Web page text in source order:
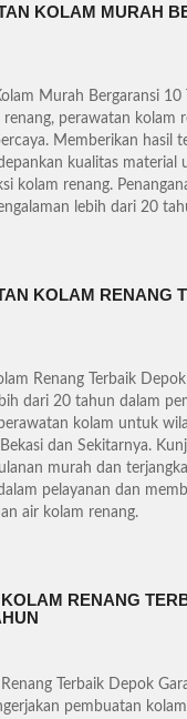
KOLAM MURAH
Murah Bergaransi
perawatan kolam
Memberikan hasil
kualitas material
kolam renang.
lebih dari 20
KOLAM RENANG
Renang Terbaik
dari 20 tahun dalam
kolam untuk
dan Sekitarnya.
murah dan
pelayanan dan
air kolam renang.
RENANG
Terbaik Depok
pembuatan